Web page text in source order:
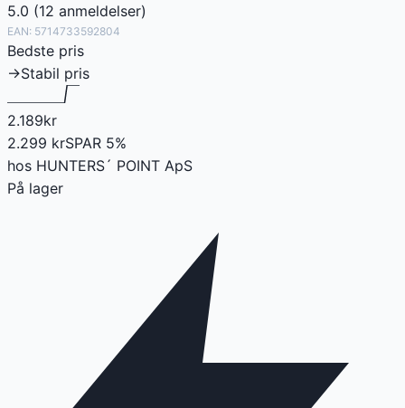
5.0 (12 anmeldelser)
EAN: 5714733592804
Bedste pris
→Stabil pris
2.189kr
2.299 krSPAR 5%
hos HUNTERS´ POINT ApS
På lager